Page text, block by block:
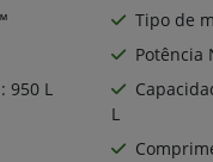
950 L
Tipo de
Potência
L